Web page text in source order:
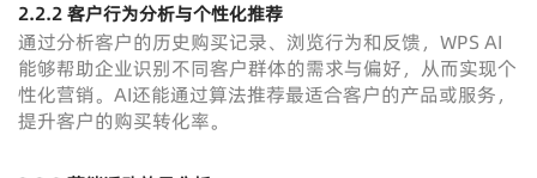
2.2.2 客户行为分析与个性化推荐
通过分析客户的历史购买记录、浏览行为和反馈，WPS AI
能够帮助企业识别不同客户群体的需求与偏好，从而实现个
性化营销。AI还能通过算法推荐最适合客户的产品或服务，
提升客户的购买转化率。